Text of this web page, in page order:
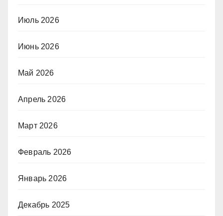
Июль 2026
Июнь 2026
Май 2026
Апрель 2026
Март 2026
Февраль 2026
Январь 2026
Декабрь 2025